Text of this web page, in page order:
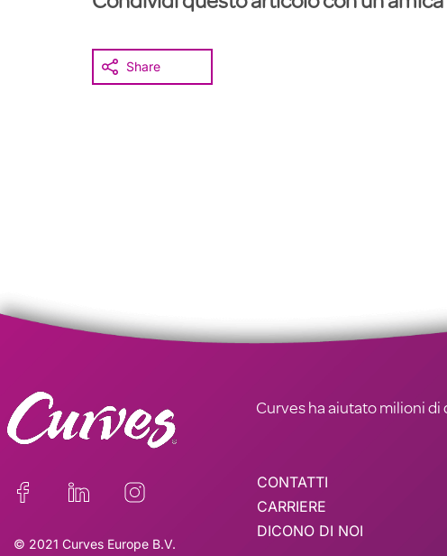
Share
Curves ha aiutato milioni di
© 2021 Curves Europe B.V.
CONTATTI
CARRIERE
DICONO DI NOI